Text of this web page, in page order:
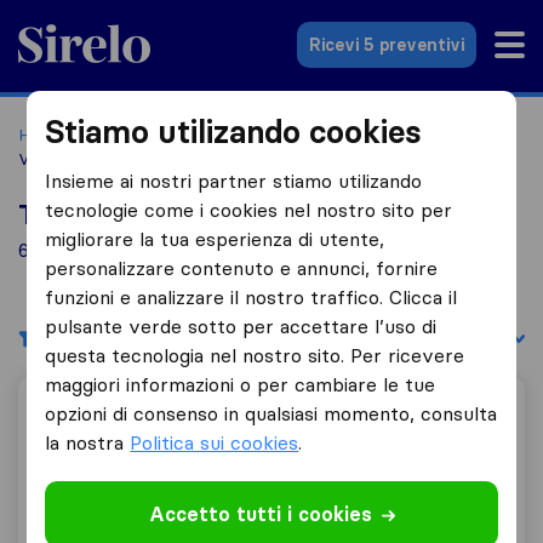
Sirelo.it
Ricevi 5 preventivi
Home Le 10 migliori aziende di traslochi in Italia
Veneto
Top 10 traslocatori a Mogliano Veneto
6 aziende di traslochi trovate a Mogliano Veneto
Filtri Filtra per:
Traslochi e sgomberi Venezia Zetatrasporti
31
Stiamo utilizando cookies
Insieme ai nostri partner stiamo utilizando
tecnologie come i cookies nel nostro sito per
migliorare la tua esperienza di utente,
personalizzare contenuto e annunci, fornire
funzioni e analizzare il nostro traffico. Clicca il
pulsante verde sotto per accettare l’uso di
questa tecnologia nel nostro sito. Per ricevere
maggiori informazioni o per cambiare le tue
opzioni di consenso in qualsiasi momento, consulta
la nostra Politica sui cookies.
Accetto tutti i cookies